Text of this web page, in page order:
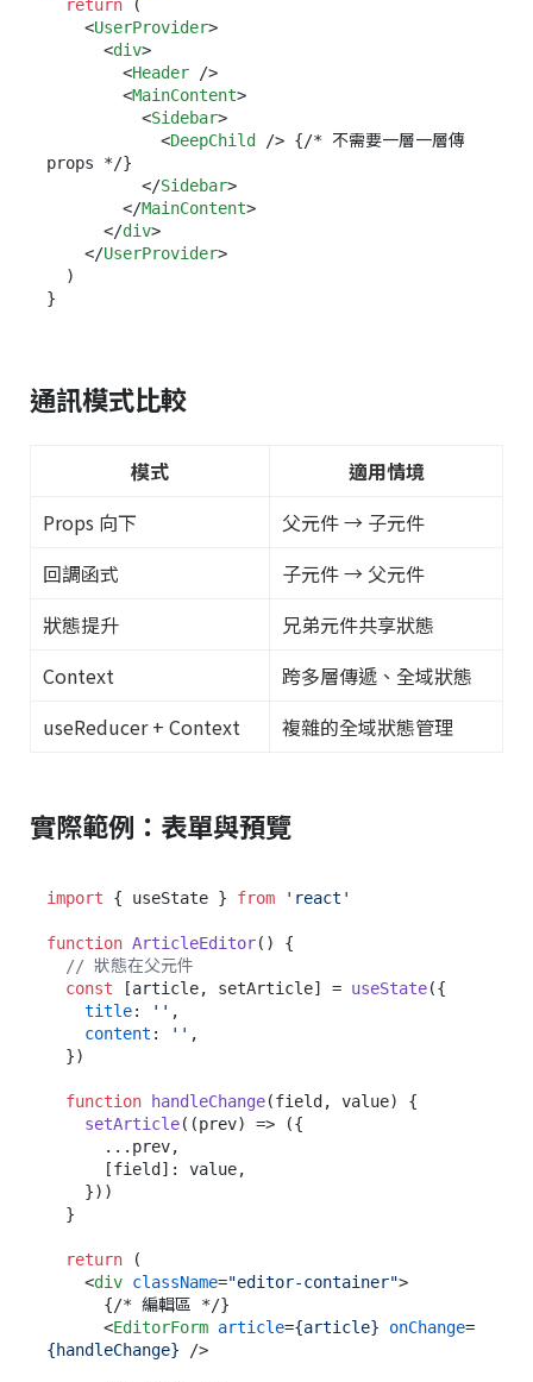
return (
<UserProvider>
<div>
<Header />
<MainContent>
<Sidebar>
<DeepChild /> {/* 不需要一層一層傳
props */}
</Sidebar>
</MainContent>
</div>
</UserProvider>
通訊模式比較
模式
適用情境
Props 向下
父元件 → 子元件
回調函式
子元件 → 父元件
狀態提升
兄弟元件共享狀態
Context
跨多層傳遞、全域狀態
useReducer + Context
複雜的全域狀態管理
實際範例：表單與預覽
import { useState } from 'react'
function ArticleEditor( ) {
// 狀態在父元件
const [article, setArticle] = useState({
title: '' ,
content : '' ,
function handleChange(field, value) {
setArticle( (prev) => ({
return (
<div className="editor-container">
<EditorForm article={article} onChange=
{handleChange} />